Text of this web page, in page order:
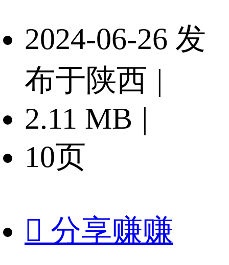
2024-06-26 发
布于陕西 |
2.11 MB |
10页
 分享赚赚